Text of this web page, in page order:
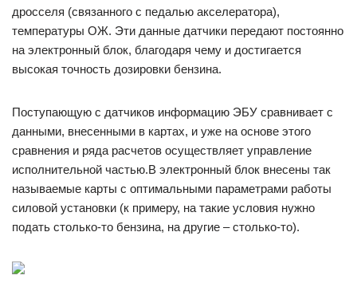
дросселя (связанного с педалью акселератора),
температуры ОЖ. Эти данные датчики передают постоянно
на электронный блок, благодаря чему и достигается
высокая точность дозировки бензина.
Поступающую с датчиков информацию ЭБУ сравнивает с
данными, внесенными в картах, и уже на основе этого
сравнения и ряда расчетов осуществляет управление
исполнительной частью.В электронный блок внесены так
называемые карты с оптимальными параметрами работы
силовой установки (к примеру, на такие условия нужно
подать столько-то бензина, на другие – столько-то).